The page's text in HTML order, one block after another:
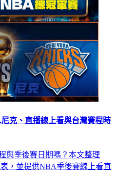
克、直播線上看與台灣賽程時
與季後賽日期嗎？本文整理
，並提供NBA季後賽線上看直